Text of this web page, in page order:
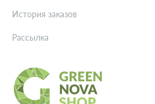
История заказов
Рассылка